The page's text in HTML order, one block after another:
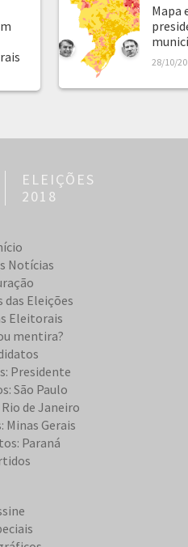
Mapa
28/10/
ELEIÇÕES
2018
Notícias
das Eleições
Eleitorais
mentira?
Presidente
São Paulo
de Janeiro
Minas Gerais
Paraná